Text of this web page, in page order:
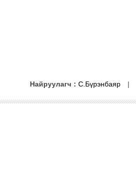
Найруулагч： С.Бүрэнбаяр |